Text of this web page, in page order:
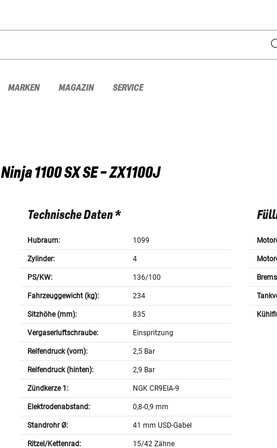
MARKEN MAGAZIN SERVICE
Ninja 1100 SX SE - ZX1100J
Technische Daten *
Hubraum: 1099
Zylinder: 4
PS/KW: 136/100
Fahrzeuggewicht (kg): 234
Sitzhöhe (mm): 835
Vergaserluftschraube: Einspritzung
Reifendruck (vorn): 2,5 Bar
Reifendruck (hinten): 2,9 Bar
Zündkerze 1: NGK CR9EIA-9
Elektrodenabstand: 0,8-0,9 mm
Standrohr Ø: 41 mm USD-Gabel
Ritzel/Kettenrad: 15/42 Zähne